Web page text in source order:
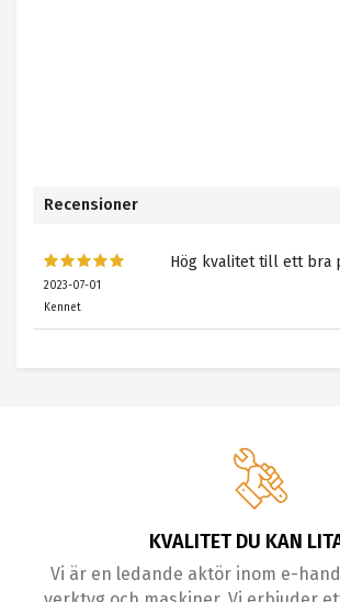
Recensioner
2023-07-01
Kennet
Hög kvalitet till ett bra
KVALITET DU KAN
Vi är en ledande aktör inom e-